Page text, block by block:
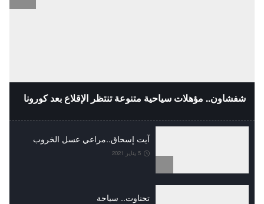
شفشاون.. مؤهلات سياحية متنوعة تنتظر الإقلاع بعد كورونا
آيت إسحاق..مراعي عسل الخروب
5 يناير 2021
تحناوت.. سياحة